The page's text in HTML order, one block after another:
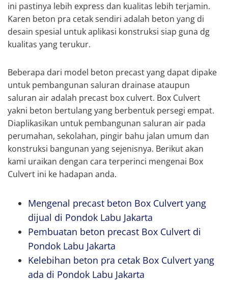
ini pastinya lebih express dan kualitas lebih terjamin.
Karen beton pra cetak sendiri adalah beton yang di
desain spesial untuk aplikasi konstruksi siap guna dg
kualitas yang terukur.
Beberapa dari model beton precast yang dapat dipake
untuk pembangunan saluran drainase ataupun
saluran air adalah precast box culvert. Box Culvert
yakni beton bertulang yang berbentuk persegi empat.
Diaplikasikan untuk pembangunan saluran air pada
perumahan, sekolahan, pingir bahu jalan umum dan
konstruksi bangunan yang sejenisnya. Berikut akan
kami uraikan dengan cara terperinci mengenai Box
Culvert ini ke hadapan anda.
Mengenal precast beton Box Culvert yang
dijual di Pondok Labu Jakarta
Pembuatan beton precast Box Culvert di
Pondok Labu Jakarta
Kelebihan beton pra cetak Box Culvert yang
ada di Pondok Labu Jakarta